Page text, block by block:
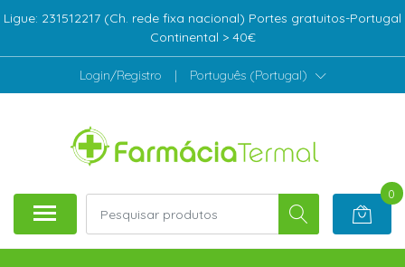
Ligue: 231512217 (Ch. rede fixa nacional) Portes gratuitos-Portugal
Continental > 40€
Login/Registro | Português (Portugal)
0